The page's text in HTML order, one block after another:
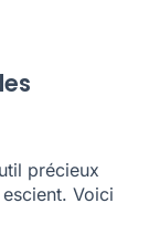
précieux
Voici